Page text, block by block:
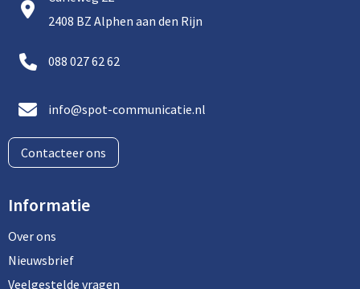
2408 BZ Alphen aan den Rijn
088 027 62 62
info@spot-communicatie.nl
Contacteer ons
Informatie
Over ons
Nieuwsbrief
Veelgestelde vragen